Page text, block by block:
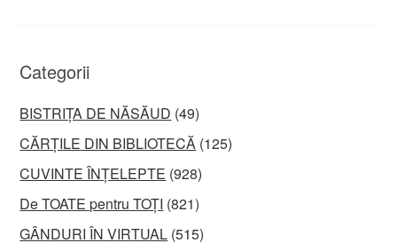
Categorii
BISTRIȚA DE NĂSĂUD (49)
CĂRȚILE DIN BIBLIOTECĂ (125)
CUVINTE ÎNȚELEPTE (928)
De TOATE pentru TOȚI (821)
GÂNDURI ÎN VIRTUAL (515)